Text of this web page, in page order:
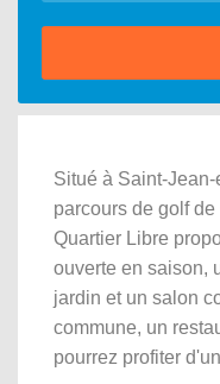
Situé à Saint-
parcours de golf
Quartier Libre
ouverte en saison,
jardin et un salon
commune, un
pourrez profiter